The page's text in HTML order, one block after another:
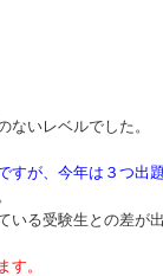
いレベルでした。
すが、今年は３つ出
いる受験生との差が
す。